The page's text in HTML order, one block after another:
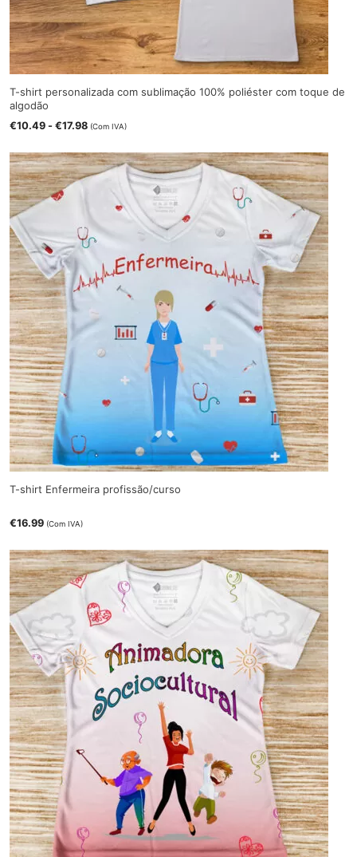
T-shirt personalizada com sublimação 100% poliéster com toque de
algodão
€10.49 -€17.98 (Com IVA)
T-shirt Enfermeira profissão/curso
€16.99 (Com IVA)